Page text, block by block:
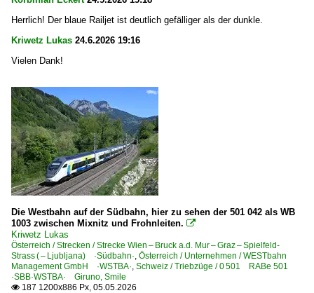
Herrlich! Der blaue Railjet ist deutlich gefälliger als der dunkle.
Kriwetz Lukas 24.6.2026 19:16
Vielen Dank!
Die Westbahn auf der Südbahn, hier zu sehen der 501 042 als WB
1003 zwischen Mixnitz und Frohnleiten. 
Kriwetz Lukas
Österreich / Strecken / Strecke Wien – Bruck a.d. Mur – Graz – Spielfeld-
Strass ( – Ljubljana) ·Südbahn· Österreich / Unternehmen / WESTbahn
Management GmbH ·WSTBA· Schweiz / Triebzüge / 0 501 RABe 501
·SBB·WSTBA· Giruno, Smile
 187 1200x886 Px, 05.05.2026